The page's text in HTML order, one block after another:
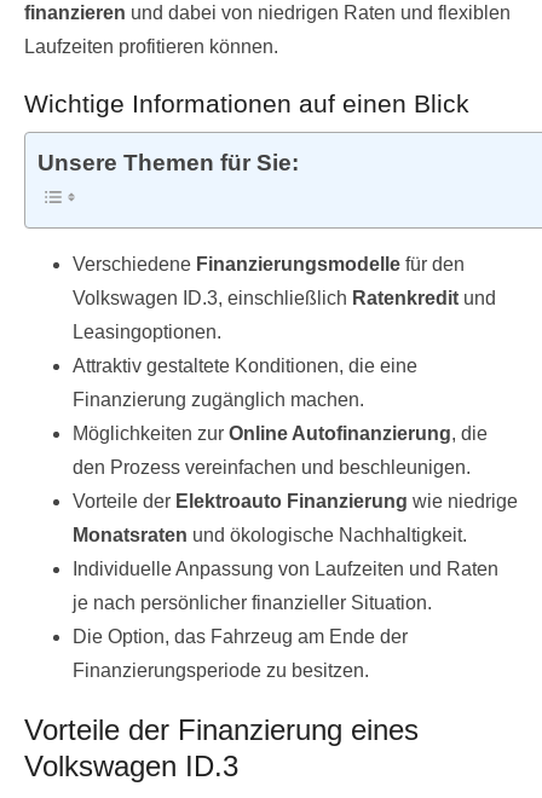
finanzieren und dabei von niedrigen Raten und flexiblen
Laufzeiten profitieren können.
Wichtige Informationen auf einen Blick
Unsere Themen für Sie:
Verschiedene Finanzierungsmodelle für den
Volkswagen ID.3, einschließlich Ratenkredit und
Leasingoptionen.
Attraktiv gestaltete Konditionen, die eine
Finanzierung zugänglich machen.
Möglichkeiten zur Online Autofinanzierung, die
den Prozess vereinfachen und beschleunigen.
Vorteile der Elektroauto Finanzierung wie niedrige
Monatsraten und ökologische Nachhaltigkeit.
Individuelle Anpassung von Laufzeiten und Raten
je nach persönlicher finanzieller Situation.
Die Option, das Fahrzeug am Ende der
Finanzierungsperiode zu besitzen.
Vorteile der Finanzierung eines
Volkswagen ID.3